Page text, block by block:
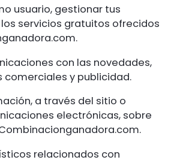
usuario, gestionar tus
servicios gratuitos ofrecidos
con las novedades,
comerciales y publicidad.
a través del sitio o
electrónicas, sobre
relacionados con